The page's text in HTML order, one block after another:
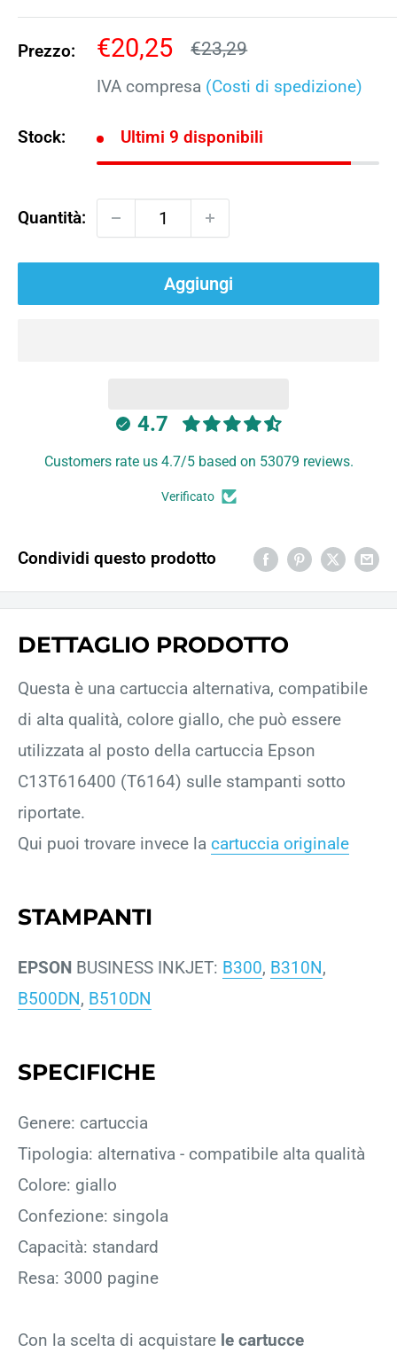
Prezzo:
Prezzo
scontato
€20,25 Prezzo
€23,29
IVA compresa (Costi di spedizione)
Stock: Ultimi 9 disponibili
Quantità:
Aggiungi
4.7
Customers rate us 4.7/5 based on 53079 reviews.
Verificato
Condividi questo prodotto
DETTAGLIO PRODOTTO
Questa è una cartuccia alternativa, compatibile
di alta qualità, colore giallo, che può essere
utilizzata al posto della cartuccia Epson
C13T616400 (T6164) sulle stampanti sotto
riportate.
Qui puoi trovare invece la cartuccia originale
STAMPANTI
EPSON BUSINESS INKJET: B300, B310N,
B500DN, B510DN
SPECIFICHE
Genere: cartuccia
Tipologia: alternativa - compatibile alta qualità
Colore: giallo
Confezione: singola
Capacità: standard
Resa: 3000 pagine
Con la scelta di acquistare le cartucce